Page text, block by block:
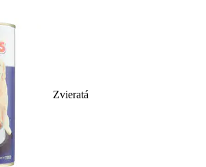
Zvieratá